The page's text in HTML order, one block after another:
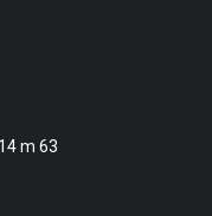
m 63